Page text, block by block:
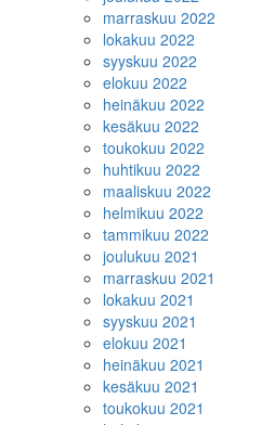
marraskuu 2022
lokakuu 2022
syyskuu 2022
elokuu 2022
heinäkuu 2022
kesäkuu 2022
toukokuu 2022
huhtikuu 2022
maaliskuu 2022
helmikuu 2022
tammikuu 2022
joulukuu 2021
marraskuu 2021
lokakuu 2021
syyskuu 2021
elokuu 2021
heinäkuu 2021
kesäkuu 2021
toukokuu 2021